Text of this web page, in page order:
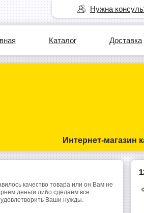
Каталог Доставка
Интернет-магазин
качество товара или он Вам не
деньги либо сделаем все
Ваши нужды.
Нужна